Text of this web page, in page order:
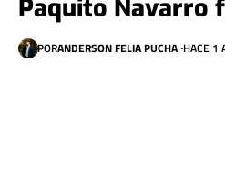
Paquito Navarro
PORANDERSON FELIA PUCHA HACE 1